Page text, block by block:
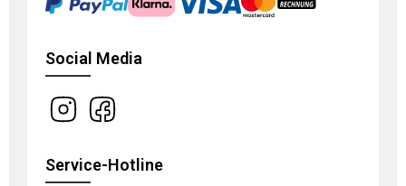
Social Media
Service-Hotline